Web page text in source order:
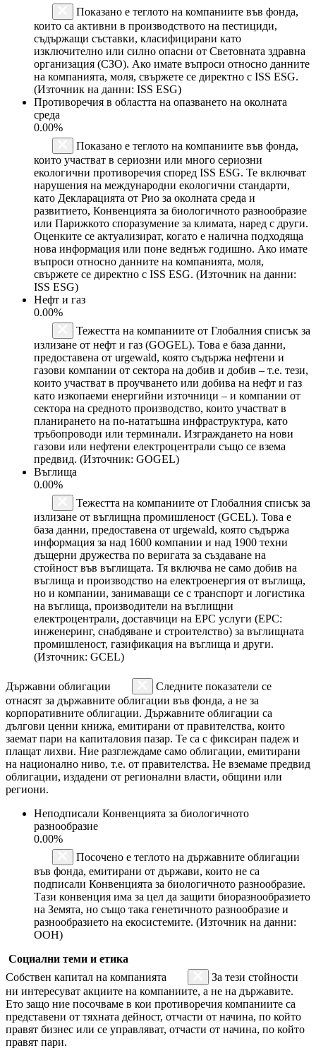
Показано е теглото на компаниите във фонда,
които са активни в производството на пестициди,
съдържащи съставки, класифицирани като
изключително или силно опасни от Световната здравна
организация (СЗО). Ако имате въпроси относно данните
на компанията, моля, свържете се директно с ISS ESG.
(Източник на данни: ISS ESG)
Противоречия в областта на опазването на околната
среда
0.00%
Показано е теглото на компаниите във фонда,
които участват в сериозни или много сериозни
екологични противоречия според ISS ESG. Те включват
нарушения на международни екологични стандарти,
като Декларацията от Рио за околната среда и
развитието, Конвенцията за биологичното разнообразие
или Парижкото споразумение за климата, наред с други.
Оценките се актуализират, когато е налична подходяща
нова информация или поне веднъж годишно. Ако имате
въпроси относно данните на компанията, моля,
свържете се директно с ISS ESG. (Източник на данни:
ISS ESG)
Нефт и газ
0.00%
Тежестта на компаниите от Глобалния списък за
излизане от нефт и газ (GOGEL). Това е база данни,
предоставена от urgewald, която съдържа нефтени и
газови компании от сектора на добив и добив – т.е. тези,
които участват в проучването или добива на нефт и газ
като изкопаеми енергийни източници – и компании от
сектора на средното производство, които участват в
планирането на по-нататъшна инфраструктура, като
тръбопроводи или терминали. Изграждането на нови
газови или нефтени електроцентрали също се взема
предвид. (Източник: GOGEL)
Въглища
0.00%
Тежестта на компаниите от Глобалния списък за
излизане от въглищна промишленост (GCEL). Това е
база данни, предоставена от urgewald, която съдържа
информация за над 1600 компании и над 1900 техни
дъщерни дружества по веригата за създаване на
стойност във въглищата. Тя включва не само добив на
въглища и производство на електроенергия от въглища,
но и компании, занимаващи се с транспорт и логистика
на въглища, производители на въглищни
електроцентрали, доставчици на EPC услуги (EPC:
инженеринг, снабдяване и строителство) за въглищната
промишленост, газификация на въглища и други.
(Източник: GCEL)
Държавни облигации
Следните показатели се
отнасят за държавните облигации във фонда, а не за
корпоративните облигации. Държавните облигации са
дългови ценни книжа, емитирани от правителства, които
заемат пари на капиталовия пазар. Те са с фиксиран падеж и
плащат лихви. Ние разглеждаме само облигации, емитирани
на национално ниво, т.е. от правителства. Не вземаме предвид
облигации, издадени от регионални власти, общини или
региони.
Неподписали Конвенцията за биологичното
разнообразие
0.00%
Посочено е теглото на държавните облигации
във фонда, емитирани от държави, които не са
подписали Конвенцията за биологичното разнообразие.
Тази конвенция има за цел да защити биоразнообразието
на Земята, но също така генетичното разнообразие и
разнообразието на екосистемите. (Източник на данни:
ООН)
Социални теми и етика
Собствен капитал на компанията
За тези стойности
ни интересуват акциите на компаниите, а не на държавите.
Ето защо ние посочваме в кои противоречия компаниите са
представени от тяхната дейност, отчасти от начина, по който
правят бизнес или се управляват, отчасти от начина, по който
правят пари.